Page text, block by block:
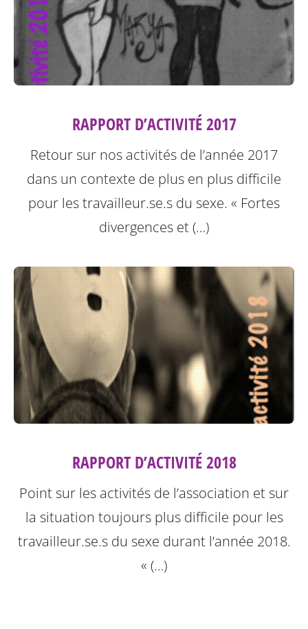
RAPPORT D’ACTIVITÉ 2017
Retour sur nos activités de l’année 2017
dans un contexte de plus en plus difficile
pour les travailleur.se.s du sexe. « Fortes
divergences et (…)
RAPPORT D’ACTIVITÉ 2018
Point sur les activités de l’association et sur
la situation toujours plus difficile pour les
travailleur.se.s du sexe durant l’année 2018.
« (…)